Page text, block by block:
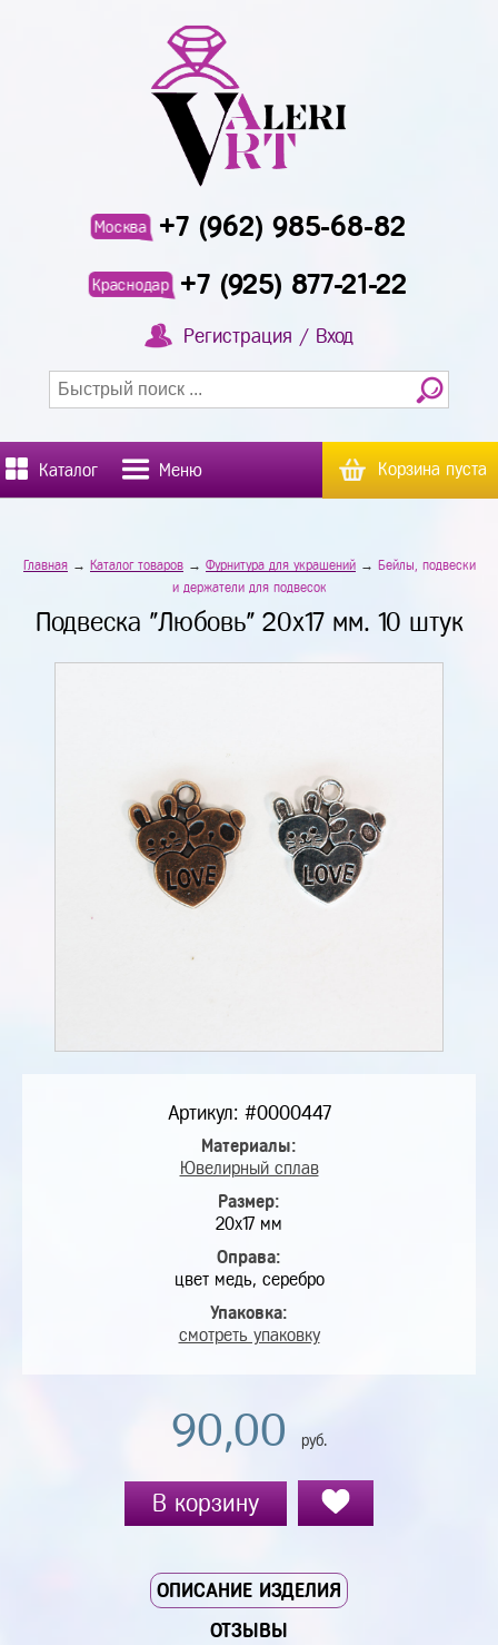
Москва +7 (962) 985-68-82
Краснодар +7 (925) 877-21-22
Регистрация / Вход
Каталог Меню Корзина пуста
Главная→ Каталог товаров→ Фурнитура для украшений→ Бейлы, подвески
и держатели для подвесок
Подвеска "Любовь" 20х17 мм. 10 штук
Артикул: #0000447
Материалы:
Ювелирный сплав
Размер:
20х17 мм
Оправа:
цвет медь, серебро
Упаковка:
смотреть упаковку
90,00 руб.
В корзину
ОПИСАНИЕ ИЗДЕЛИЯ
ОТЗЫВЫ